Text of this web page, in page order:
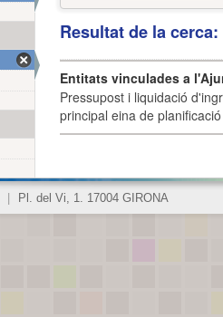
Resultat de la
Entitats vinculades a
Pressupost i liquidació
principal eina de
Pl. del Vi, 1. 17004 GIRONA